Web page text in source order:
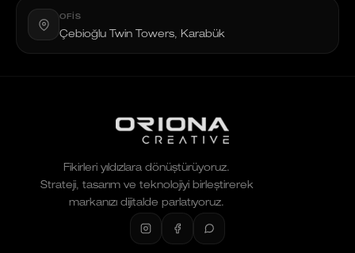
OFIS
Çebioğlu Twin Towers, Karabük
Fikirleri yıldızlara dönüştürüyoruz.
Strateji, tasarım ve teknolojiyi birleştirerek
markanızı dijitalde parlatıyoruz.